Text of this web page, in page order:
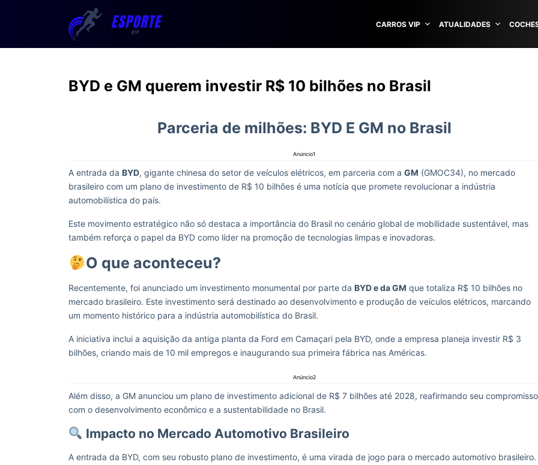
CARROS VIP ATUALIDADES
BYD e GM querem investir R$ 10 bilhões no Brasil
Parceria de milhões: BYD E GM no Brasil
Anúncio1
A entrada da BYD, gigante chinesa do setor de veículos elétricos, em parceria com a GM (GMOC34), no mercado
brasileiro com um plano de investimento de R$ 10 bilhões é uma notícia que promete revolucionar a indústria
automobilística do país.
Este movimento estratégico não só destaca a importância do Brasil no cenário global de mobilidade sustentável, mas
também reforça o papel da BYD como líder na promoção de tecnologias limpas e inovadoras.
O que aconteceu?
Recentemente, foi anunciado um investimento monumental por parte da BYD e da GM que totaliza R$ 10 bilhões no
mercado brasileiro. Este investimento será destinado ao desenvolvimento e produção de veículos elétricos, marcando
um momento histórico para a indústria automobilística do Brasil.
A iniciativa inclui a aquisição da antiga planta da Ford em Camaçari pela BYD, onde a empresa planeja investir R$ 3
bilhões, criando mais de 10 mil empregos e inaugurando sua primeira fábrica nas Américas.
Anúncio2
Além disso, a GM anunciou um plano de investimento adicional de R$ 7 bilhões até 2028, reafirmando seu compromisso
com o desenvolvimento econômico e a sustentabilidade no Brasil.
Impacto no Mercado Automotivo Brasileiro
A entrada da BYD, com seu robusto plano de investimento, é uma virada de jogo para o mercado automotivo brasileiro.